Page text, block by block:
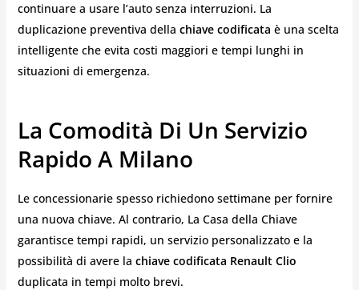
continuare a usare l’auto senza interruzioni. La
duplicazione preventiva della chiave codificata è una scelta
intelligente che evita costi maggiori e tempi lunghi in
situazioni di emergenza.
La Comodità Di Un Servizio
Rapido A Milano
Le concessionarie spesso richiedono settimane per fornire
una nuova chiave. Al contrario, La Casa della Chiave
garantisce tempi rapidi, un servizio personalizzato e la
possibilità di avere la chiave codificata Renault Clio
duplicata in tempi molto brevi.